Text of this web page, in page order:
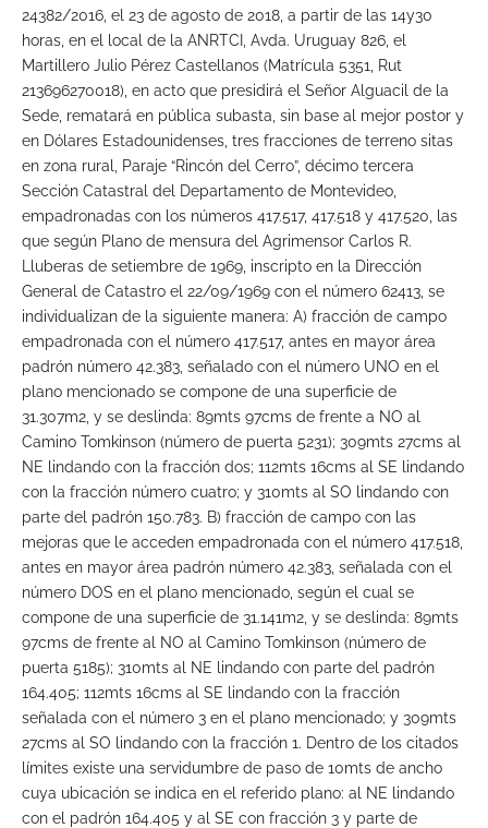
24382/2016, el 23 de agosto de 2018, a partir de las 14y30
horas, en el local de la ANRTCI, Avda. Uruguay 826, el
Martillero Julio Pérez Castellanos (Matrícula 5351, Rut
213696270018), en acto que presidirá el Señor Alguacil de la
Sede, rematará en pública subasta, sin base al mejor postor y
en Dólares Estadounidenses, tres fracciones de terreno sitas
en zona rural, Paraje “Rincón del Cerro”, décimo tercera
Sección Catastral del Departamento de Montevideo,
empadronadas con los números 417.517, 417.518 y 417.520, las
que según Plano de mensura del Agrimensor Carlos R.
Lluberas de setiembre de 1969, inscripto en la Dirección
General de Catastro el 22/09/1969 con el número 62413, se
individualizan de la siguiente manera: A) fracción de campo
empadronada con el número 417.517, antes en mayor área
padrón número 42.383, señalado con el número UNO en el
plano mencionado se compone de una superficie de
31.307m2, y se deslinda: 89mts 97cms de frente a NO al
Camino Tomkinson (número de puerta 5231); 309mts 27cms al
NE lindando con la fracción dos; 112mts 16cms al SE lindando
con la fracción número cuatro; y 310mts al SO lindando con
parte del padrón 150.783. B) fracción de campo con las
mejoras que le acceden empadronada con el número 417.518,
antes en mayor área padrón número 42.383, señalada con el
número DOS en el plano mencionado, según el cual se
compone de una superficie de 31.141m2, y se deslinda: 89mts
97cms de frente al NO al Camino Tomkinson (número de
puerta 5185); 310mts al NE lindando con parte del padrón
164.405; 112mts 16cms al SE lindando con la fracción
señalada con el número 3 en el plano mencionado; y 309mts
27cms al SO lindando con la fracción 1. Dentro de los citados
límites existe una servidumbre de paso de 10mts de ancho
cuya ubicación se indica en el referido plano: al NE lindando
con el padrón 164.405 y al SE con fracción 3 y parte de